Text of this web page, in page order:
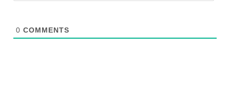
0 COMMENTS